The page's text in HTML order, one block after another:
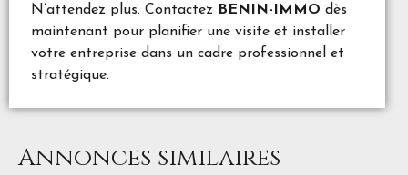
N’attendez plus. Contactez
BENIN-IMMO dès
maintenant pour planifier une visite et installer
votre entreprise dans un cadre professionnel et
stratégique.
Annonces similaires